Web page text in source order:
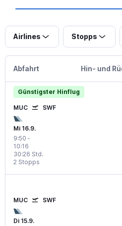
Airlines Stopps
Abfahrt Hin- und
Günstigster Hinflug
MUC SWF
Mi 16.9.
9:50 -
10:16
2 Stopps
30:26 Std.
MUC SWF
Di 15.9.